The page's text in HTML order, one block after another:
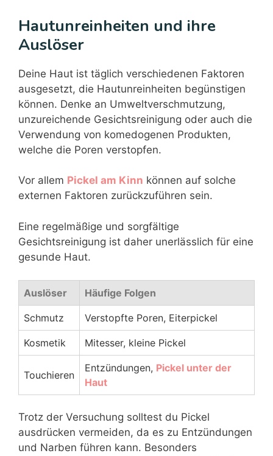
Hautunreinheiten und ihre
Auslöser
Deine Haut ist täglich verschiedenen Faktoren
ausgesetzt, die Hautunreinheiten begünstigen
können. Denke an Umweltverschmutzung,
unzureichende Gesichtsreinigung oder auch die
Verwendung von komedogenen Produkten,
welche die Poren verstopfen.
Vor allem Pickel am Kinn können auf solche
externen Faktoren zurückzuführen sein.
Eine regelmäßige und sorgfältige
Gesichtsreinigung ist daher unerlässlich für eine
gesunde Haut.
Auslöser Häufige Folgen
Schmutz Verstopfte Poren, Eiterpickel
Kosmetik Mitesser, kleine Pickel
Touchieren
Entzündungen, Pickel unter der
Haut
Trotz der Versuchung solltest du Pickel
ausdrücken vermeiden, da es zu Entzündungen
und Narben führen kann. Besonders